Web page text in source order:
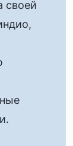
своей